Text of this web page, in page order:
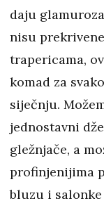
daju
nisu
trapericama,
komad za
siječnju.
jednostavni
gležnjače, a
profinjenijima
bluzu i